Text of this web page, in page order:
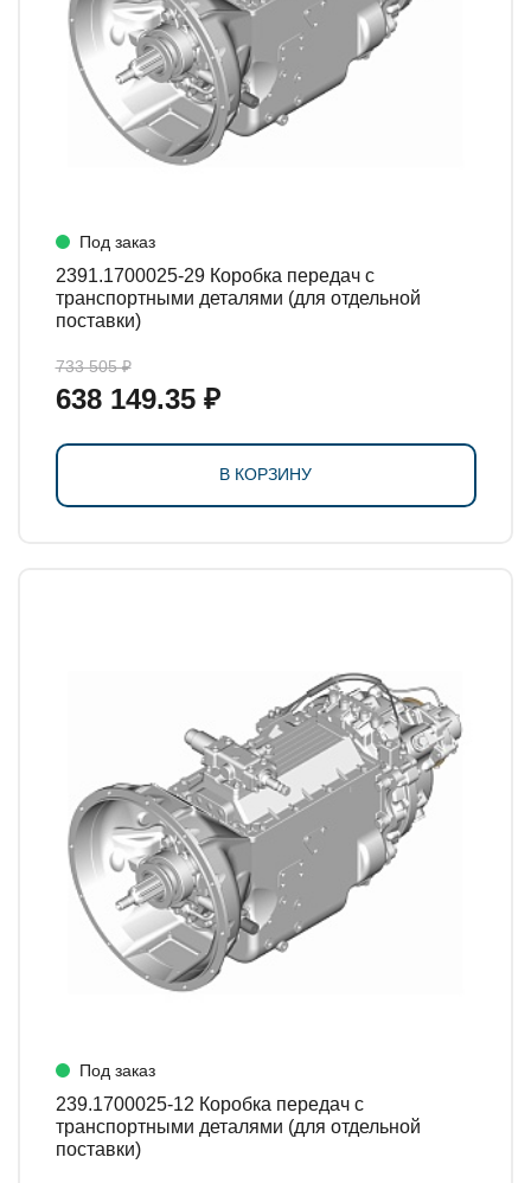
Под заказ
2391.1700025-29 Коробка передач с
транспортными деталями (для отдельной
поставки)
733 505 ₽
638 149.35 ₽
В КОРЗИНУ
Под заказ
239.1700025-12 Коробка передач с
транспортными деталями (для отдельной
поставки)